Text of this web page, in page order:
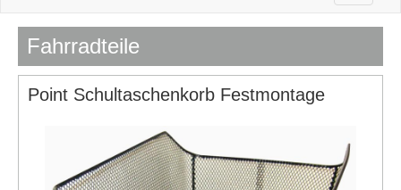
Fahrradteile
Point Schultaschenkorb Festmontage